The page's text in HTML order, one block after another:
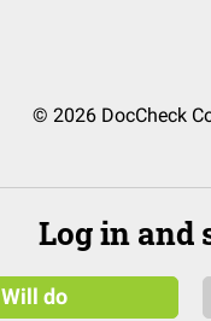
© 2026 DocCheck
Log in and
Will do